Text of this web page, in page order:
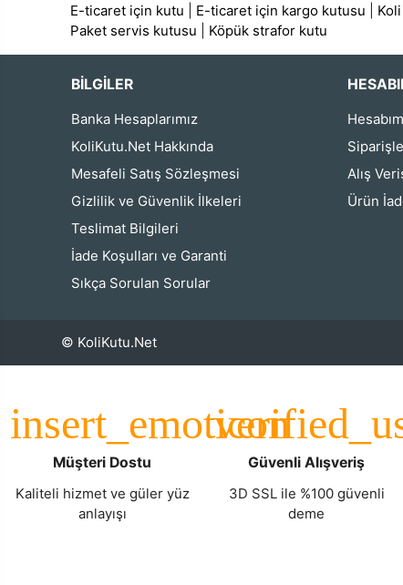
E-ticaret için kutu
E-ticaret için kargo kutusu
Paket servis kutusu
Köpük strafor kutu
BİLGİLER
Banka Hesaplarımız
KoliKutu.Net Hakkında
Mesafeli Satış Sözleşmesi
Gizlilik ve Güvenlik İlkeleri
Teslimat Bilgileri
İade Koşulları ve Garanti
Sıkça Sorulan Sorular
Hesabım
Alış
Ürün
© KoliKutu.Net
Müşteri Dostu
Kaliteli hizmet ve güler yüz
anlayışı
Güvenli Alışveriş
3D SSL ile %100 güvenli
deme